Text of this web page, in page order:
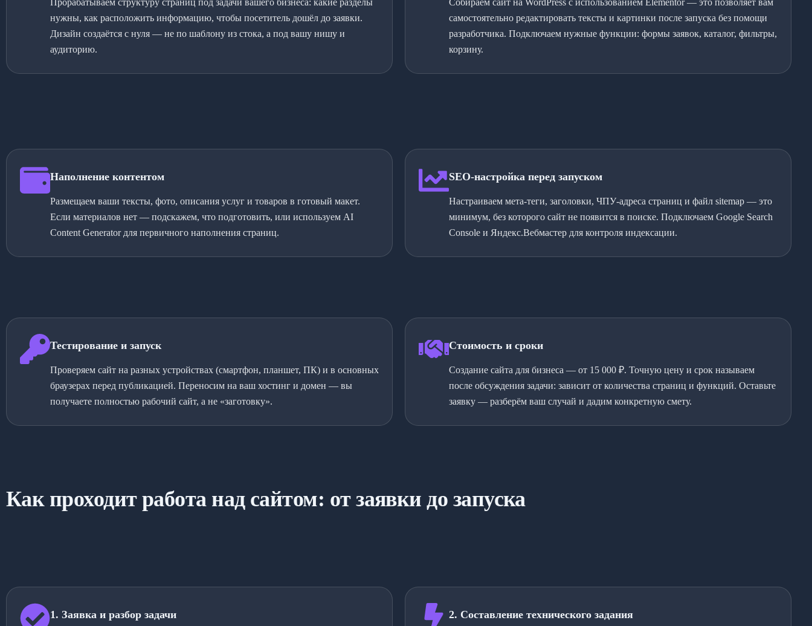
Прорабатываем структуру страниц под задачи вашего бизнеса: какие разделы
нужны, как расположить информацию, чтобы посетитель дошёл до заявки.
Дизайн создаётся с нуля — не по шаблону из стока, а под вашу нишу и
аудиторию.
Собираем сайт на WordPress с использованием Elementor — это позволяет вам
самостоятельно редактировать тексты и картинки после запуска без помощи
разработчика. Подключаем нужные функции: формы заявок, каталог, фильтры,
корзину.
Наполнение контентом
Размещаем ваши тексты, фото, описания услуг и товаров в готовый макет.
Если материалов нет — подскажем, что подготовить, или используем AI
Content Generator для первичного наполнения страниц.
SEO-настройка перед запуском
Настраиваем мета-теги, заголовки, ЧПУ-адреса страниц и файл sitemap — это
минимум, без которого сайт не появится в поиске. Подключаем Google Search
Console и Яндекс.Вебмастер для контроля индексации.
Тестирование и запуск
Проверяем сайт на разных устройствах (смартфон, планшет, ПК) и в основных
браузерах перед публикацией. Переносим на ваш хостинг и домен — вы
получаете полностью рабочий сайт, а не «заготовку».
Стоимость и сроки
Создание сайта для бизнеса — от 15 000 ₽. Точную цену и срок называем
после обсуждения задачи: зависит от количества страниц и функций. Оставьте
заявку — разберём ваш случай и дадим конкретную смету.
Как проходит работа над сайтом: от заявки до запуска
1. Заявка и разбор задачи 2. Составление технического задания